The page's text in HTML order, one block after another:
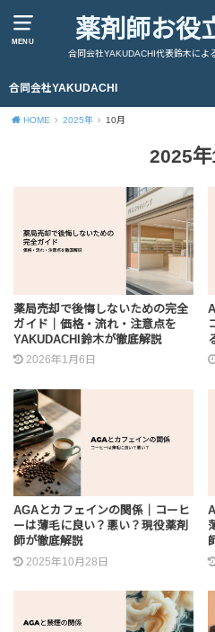
MENU 薬剤師お役
合同会社YAKUDACHI代表鈴木によ
合同会社YAKUDACHI
HOME 2025年 10月
2025年
薬局売却で後悔しないための完全
ガイド｜価格・流れ・注意点を
YAKUDACHI鈴木が徹底解説
2026年1月6日
AGAとカフェインの関係｜コーヒ
ーは薄毛に良い？悪い？現役薬剤
師が徹底解説
2025年10月28日